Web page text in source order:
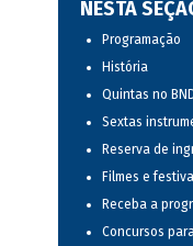
NESTA
Programação
História
Quintas no
Sextas
Reserva de
Filmes e
Receba a
Concursos